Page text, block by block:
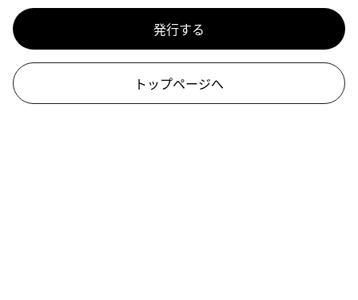
発行する
トップページへ